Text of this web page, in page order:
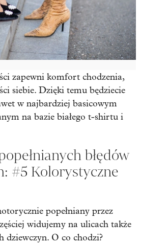
zapewni komfort chodzenia,
siebie. Dzięki temu będziecie
w najbardziej basicowym
na bazie białego t-shirtu i
błędów
#5 Kolorystyczne
popełniany przez
widujemy na ulicach także
dziewczyn. O co chodzi?